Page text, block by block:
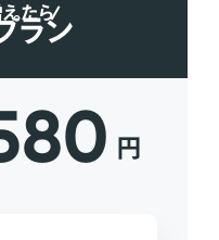
たら
ラン
円